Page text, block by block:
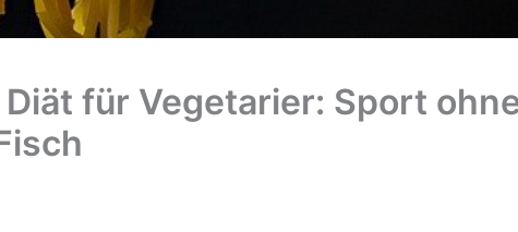
für Vegetarier: Sport